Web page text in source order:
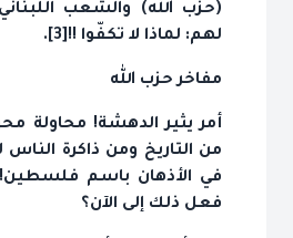
(حزب الله) والشعب
لهم: لماذا لا تكفّوا !![3].
مفاخر حزب الله
أمر يثير الدهشة! محاولة
من التاريخ ومن ذاكرة
في الأذهان باسم
فعل ذلك إلى الآن؟